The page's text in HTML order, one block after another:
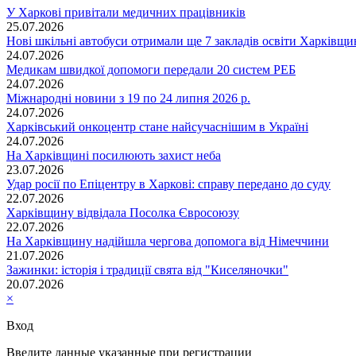
У Харкові привітали медичних працівників
25.07.2026
Нові шкільні автобуси отримали ще 7 закладів освіти
24.07.2026
Медикам швидкої допомоги передали 20 систем РЕБ
24.07.2026
Міжнародні новини з 19 по 24 липня 2026 р.
24.07.2026
Харківський онкоцентр стане найсучаснішим в Україні
24.07.2026
На Харківщині посилюють захист неба
23.07.2026
Удар росії по Епіцентру в Харкові: справу передано до суду
22.07.2026
Харківщину відвідала Посолка Євросоюзу
22.07.2026
На Харківщину надійшла чергова допомога від Німеччини
21.07.2026
Зажинки: історія і традиції свята від "Киселяночки"
20.07.2026
×
Вход
Введите данные указанные при регистрации